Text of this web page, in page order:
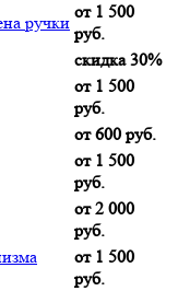
ручки
от 1 500
руб.
скидка 30%
от 1 500
руб.
от 600 руб.
от 1 500
руб.
от 2 000
руб.
от 1 500
руб.